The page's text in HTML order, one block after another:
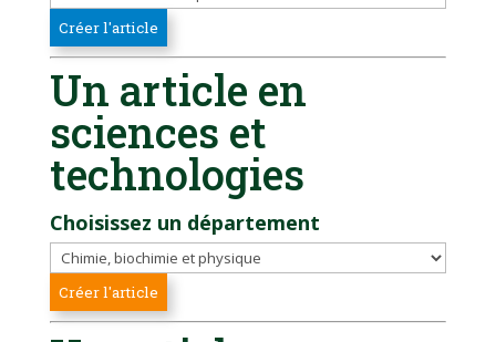
Un article en
sciences et
technologies
Choisissez un département